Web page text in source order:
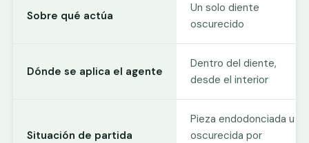
Sobre qué actúa
Un solo diente
oscurecido
Dónde se aplica el agente
Dentro del diente,
desde el interior
Situación de partida
Pieza endodonciada u
oscurecida por